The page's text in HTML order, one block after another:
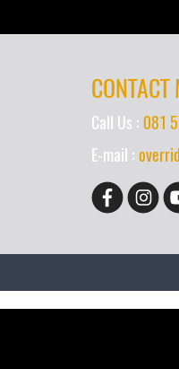
CONTACT
Call Us : 081
E-mail :